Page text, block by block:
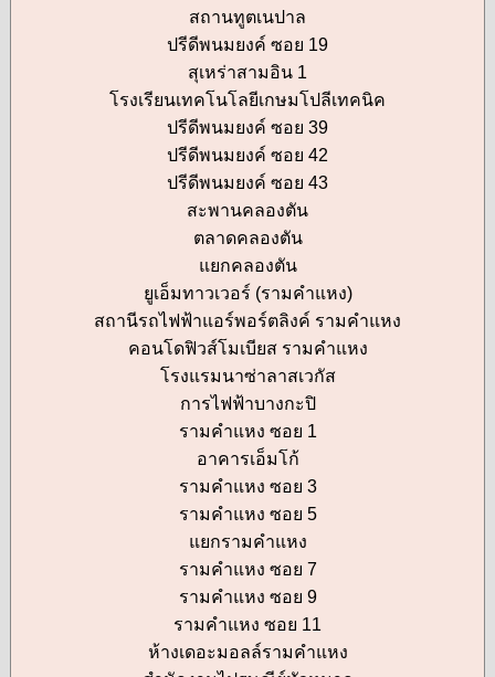
สถานทูตเนปาล
ปรีดีพนมยงค์ ซอย 19
สุเหร่าสามอิน 1
โรงเรียนเทคโนโลยีเกษมโปลีเทคนิค
ปรีดีพนมยงค์ ซอย 39
ปรีดีพนมยงค์ ซอย 42
ปรีดีพนมยงค์ ซอย 43
สะพานคลองตัน
ตลาดคลองตัน
แยกคลองตัน
ยูเอ็มทาวเวอร์ (รามคำแหง)
สถานีรถไฟฟ้าแอร์พอร์ตลิงค์ รามคำแหง
คอนโดฟิวส์โมเบียส รามคำแหง
โรงแรมนาซ่าลาสเวกัส
การไฟฟ้าบางกะปิ
รามคำแหง ซอย 1
อาคารเอ็มโก้
รามคำแหง ซอย 3
รามคำแหง ซอย 5
แยกรามคำแหง
รามคำแหง ซอย 7
รามคำแหง ซอย 9
รามคำแหง ซอย 11
ห้างเดอะมอลล์รามคำแหง